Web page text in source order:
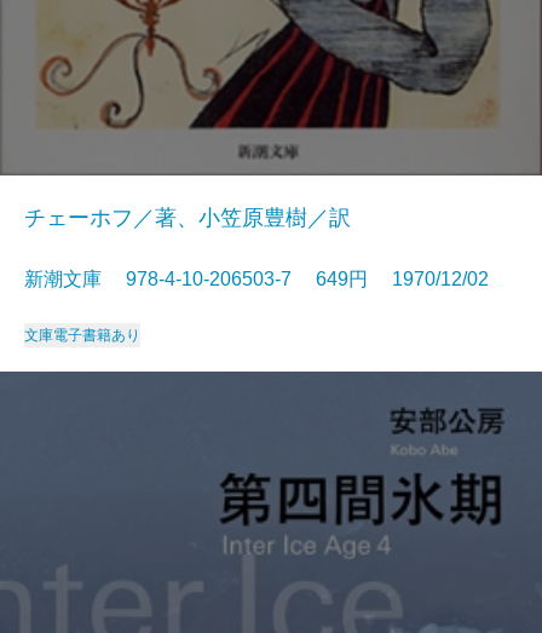
チェーホフ／著、小笠原豊樹／訳
新潮文庫 978-4-10-206503-7 649円 1970/12/02
文庫電子書籍あり